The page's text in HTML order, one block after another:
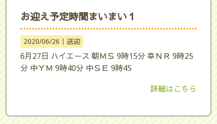
お迎え予定時間まいまい１
2020/06/26｜ 送迎
6月27日 ハイエース 朝ＭＳ 9時15分 幸ＮＲ 9時25
分 中ＹＭ 9時40分 中ＳＥ 9時45
詳細はこちら